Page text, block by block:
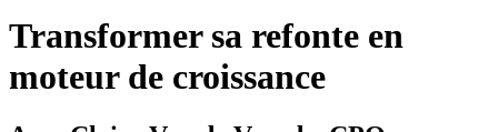
Transformer sa refonte en
moteur de croissance